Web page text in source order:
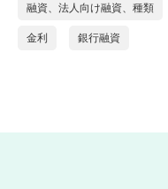
融資、法人向け融資、種類
金利 銀行融資